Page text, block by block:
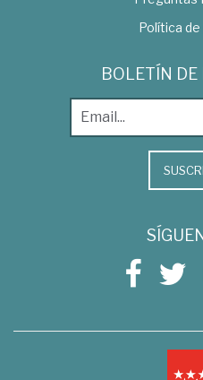
Política de
BOLETÍN DE